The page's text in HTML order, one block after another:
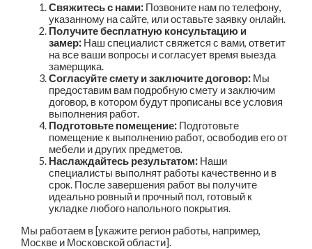
Свяжитесь с нами: Позвоните нам по телефону,
указанному на сайте, или оставьте заявку онлайн.
Получите бесплатную консультацию и
замер: Наш специалист свяжется с вами, ответит
на все ваши вопросы и согласует время выезда
замерщика.
Согласуйте смету и заключите договор: Мы
предоставим вам подробную смету и заключим
договор, в котором будут прописаны все условия
выполнения работ.
Подготовьте помещение: Подготовьте
помещение к выполнению работ, освободив его от
мебели и других предметов.
Наслаждайтесь результатом: Наши
специалисты выполнят работы качественно и в
срок. После завершения работ вы получите
идеально ровный и прочный пол, готовый к
укладке любого напольного покрытия.
Мы работаем в [укажите регион работы, например,
Москве и Московской области].